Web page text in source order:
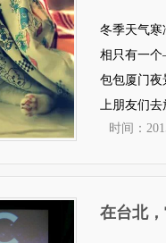
冬季天气寒
相只有一
包包厦门夜
上朋友们去
时间：
在台北